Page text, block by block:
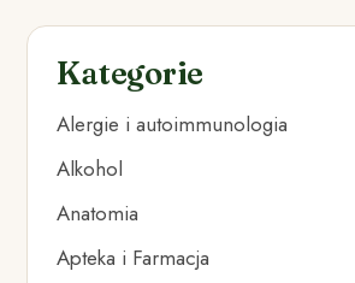
Kategorie
Alergie i autoimmunologia
Alkohol
Anatomia
Apteka i Farmacja